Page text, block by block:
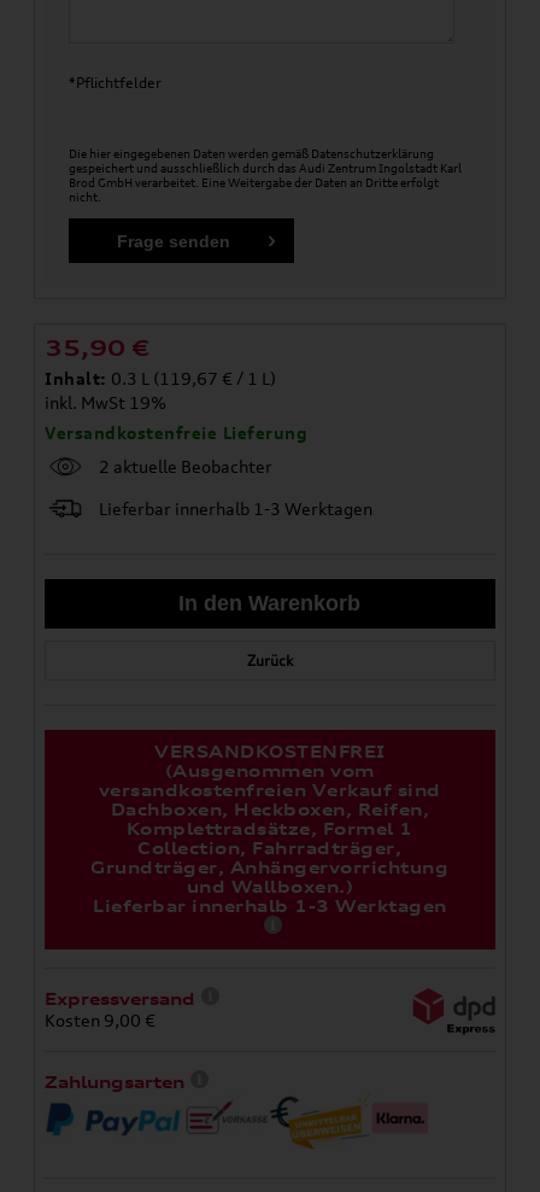
*Pflichtfelder
Die hier eingegebenen Daten werden gemäß Datenschutzerklärung
gespeichert und ausschließlich durch das Audi Zentrum Ingolstadt Karl
Brod GmbH verarbeitet. Eine Weitergabe der Daten an Dritte erfolgt
nicht.
35,90 €
Inhalt: 0.3 L (119,67 € / 1 L)
inkl. MwSt 19%
Versandkostenfreie Lieferung
2 aktuelle Beobachter
Lieferbar innerhalb 1-3 Werktagen
Zurück
VERSANDKOSTENFREI
(Ausgenommen vom
versandkostenfreien Verkauf sind
Dachboxen, Heckboxen, Reifen,
Komplettradsätze, Formel 1
Collection, Fahrradträger,
Grundträger, Anhängervorrichtung
und Wallboxen.)
Lieferbar innerhalb 1-3 Werktagen
Expressversand
Kosten 9,00 €
Zahlungsarten